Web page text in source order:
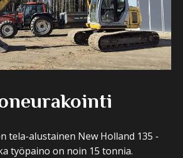
tela-alustainen New Holland 135 -
työpaino on noin 15 tonnia.